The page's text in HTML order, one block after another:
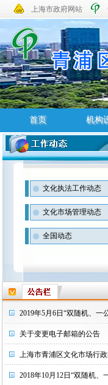
上海市政府网站
首页
首页
机构
机构
文化执法工作动态
文化市场管理动态
全国动态
2019年5月6日“双随机、一
关于变更电子邮箱的公告
上海市青浦区文化市场行
2018年10月12日“双随机、